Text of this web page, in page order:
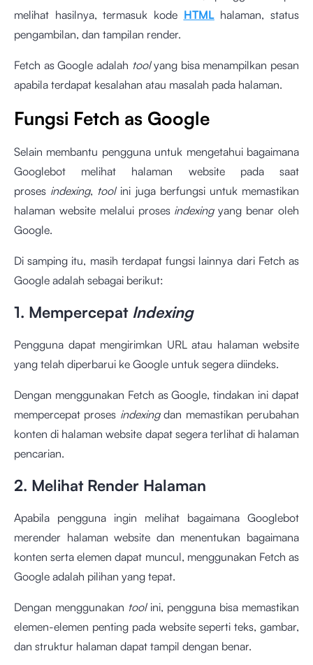
melihat hasilnya, termasuk kode HTMLhalaman, status
pengambilan, dan tampilan render.
Fetch as Google adalah toolyang bisa menampilkan pesan
apabila terdapat kesalahan atau masalah pada halaman.
Fungsi Fetch as Google
Selain membantu pengguna untuk mengetahui bagaimana
Googlebot melihat halaman website pada saat
proses indexing, toolini juga berfungsi untuk memastikan
halaman website melalui proses indexingyang benar oleh
Google.
Di samping itu, masih terdapat fungsi lainnya dari Fetch as
Google adalah sebagai berikut:
1. Mempercepat Indexing
Pengguna dapat mengirimkan URL atau halaman website
yang telah diperbarui ke Google untuk segera diindeks.
Dengan menggunakan Fetch as Google, tindakan ini dapat
mempercepat proses indexingdan memastikan perubahan
konten di halaman website dapat segera terlihat di halaman
pencarian.
2. Melihat Render Halaman
Apabila pengguna ingin melihat bagaimana Googlebot
merender halaman website dan menentukan bagaimana
konten serta elemen dapat muncul, menggunakan Fetch as
Google adalah pilihan yang tepat.
Dengan menggunakan tool ini, pengguna bisa memastikan
elemen-elemen penting pada website seperti teks, gambar,
dan struktur halaman dapat tampil dengan benar.